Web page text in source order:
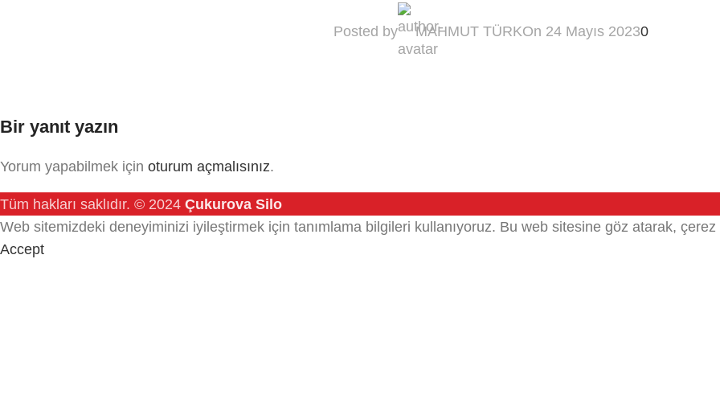
Posted by MAHMUT TÜRKOn 24 Mayıs 20230
Bir yanıt yazın
Yorum yapabilmek için oturum açmalısınız.
Tüm hakları saklıdır. © 2024 Çukurova Silo
Web sitemizdeki deneyiminizi iyileştirmek için tanımlama bilgileri kullanıyoruz. Bu web sitesine göz atarak, çerez
Accept